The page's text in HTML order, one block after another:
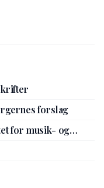
forslag
for musik- og